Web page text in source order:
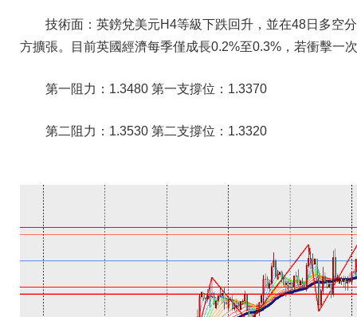
技術面：英鎊兌美元H4等級下跌回升，並在48日多空
方擴張。目前英國經濟每季僅成長0.2%至0.3%，若衝擊一
第一阻力：1.3480 第一支撐位：1.3370
第二阻力：1.3530 第二支撐位：1.3320